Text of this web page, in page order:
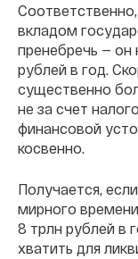
вкладом
пренебречь —
рублей в год.
существенно
не за счет
финансовой
косвенно.
Получается,
мирного
8 трлн рублей в
хватить для